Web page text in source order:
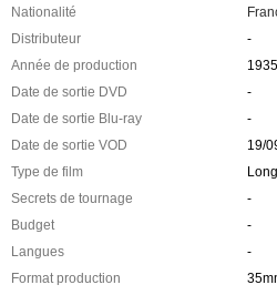
Nationalité
Distributeur
-
Année de production
1935
Date de sortie DVD
-
Date de sortie Blu-ray
-
Date de sortie VOD
19/
Type de film
Secrets de tournage
-
Budget
-
Langues
-
Format production